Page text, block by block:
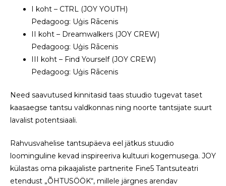
I koht – CTRL (JOY YOUTH)
Pedagoog: Uģis Rācenis
II koht – Dreamwalkers (JOY CREW)
Pedagoog: Uģis Rācenis
III koht – Find Yourself (JOY CREW)
Pedagoog: Uģis Rācenis
Need saavutused kinnitasid taas stuudio tugevat taset
kaasaegse tantsu valdkonnas ning noorte tantsijate suurt
lavalist potentsiaali.
Rahvusvahelise tantsupäeva eel jätkus stuudio
loominguline kevad inspireeriva kultuuri kogemusega. JOY
külastas oma pikaajaliste partnerite Fine5 Tantsuteatri
etendust „ÕHTUSÖÖK“, millele järgnes arendav